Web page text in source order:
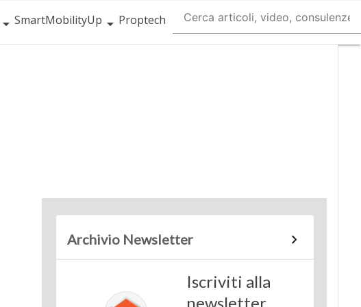
SmartMobilityUp
Proptech
Archivio Newsletter
Iscriviti alla
newsletter